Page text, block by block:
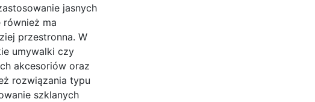
jasnych
ma
przestronna. W
umywalki czy
akcesoriów oraz
rozwiązania typu
szklanych